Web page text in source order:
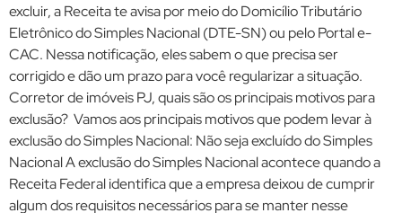
excluir, a Receita te avisa por meio do Domicílio Tributário
Eletrônico do Simples Nacional (DTE-SN) ou pelo Portal e-
CAC. Nessa notificação, eles sabem o que precisa ser
corrigido e dão um prazo para você regularizar a situação.
Corretor de imóveis PJ, quais são os principais motivos para
exclusão? Vamos aos principais motivos que podem levar à
exclusão do Simples Nacional: Não seja excluído do Simples
Nacional A exclusão do Simples Nacional acontece quando a
Receita Federal identifica que a empresa deixou de cumprir
algum dos requisitos necessários para se manter nesse